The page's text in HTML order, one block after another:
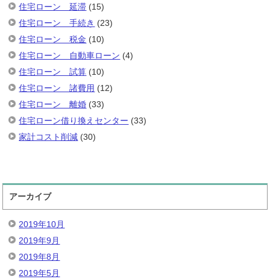
住宅ローン 延滞 (15)
住宅ローン 手続き (23)
住宅ローン 税金 (10)
住宅ローン 自動車ローン (4)
住宅ローン 試算 (10)
住宅ローン 諸費用 (12)
住宅ローン 離婚 (33)
住宅ローン借り換えセンター (33)
家計コスト削減 (30)
アーカイブ
2019年10月
2019年9月
2019年8月
2019年5月